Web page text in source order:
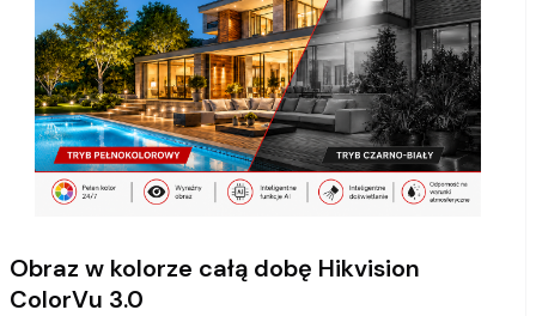
Obraz w kolorze całą dobę Hikvision
ColorVu 3.0